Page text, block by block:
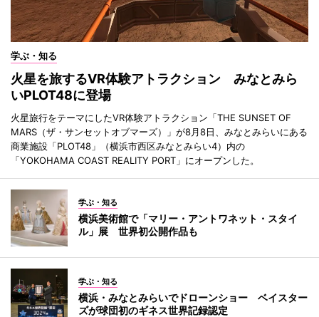
学ぶ・知る
火星を旅するVR体験アトラクション みなとみら
いPLOT48に登場
火星旅行をテーマにしたVR体験アトラクション「THE SUNSET OF
MARS（ザ・サンセットオブマーズ）」が8月8日、みなとみらいにある
商業施設「PLOT48」（横浜市西区みなとみらい4）内の
「YOKOHAMA COAST REALITY PORT」にオープンした。
学ぶ・知る
横浜美術館で「マリー・アントワネット・スタイ
ル」展 世界初公開作品も
学ぶ・知る
横浜・みなとみらいでドローンショー ベイスター
ズが球団初のギネス世界記録認定